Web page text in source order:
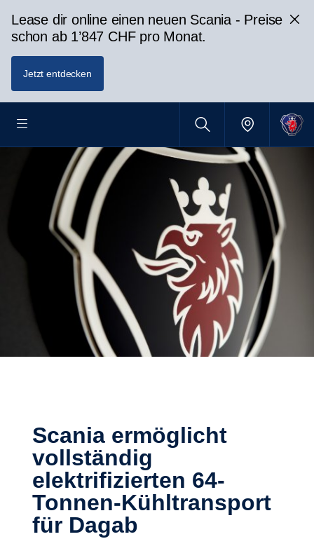
Lease dir online einen neuen Scania - Preise
schon ab 1’847 CHF pro Monat.
Jetzt entdecken
Scania ermöglicht
vollständig
elektrifizierten 64-
Tonnen-Kühltransport
für Dagab